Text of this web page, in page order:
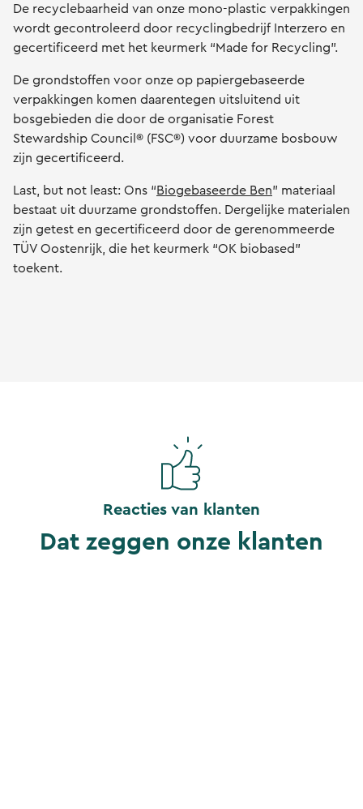
De recyclebaarheid van onze mono-plastic verpakkingen
wordt gecontroleerd door recyclingbedrijf Interzero en
gecertificeerd met het keurmerk “Made for Recycling”.
De grondstoffen voor onze op papiergebaseerde
verpakkingen komen daarentegen uitsluitend uit
bosgebieden die door de organisatie Forest
Stewardship Council® (FSC®) voor duurzame bosbouw
zijn gecertificeerd.
Last, but not least: Ons “Biogebaseerde Ben” materiaal
bestaat uit duurzame grondstoffen. Dergelijke materialen
zijn getest en gecertificeerd door de gerenommeerde
TÜV Oostenrijk, die het keurmerk “OK biobased”
toekent.
Reacties van klanten
Dat zeggen onze klanten